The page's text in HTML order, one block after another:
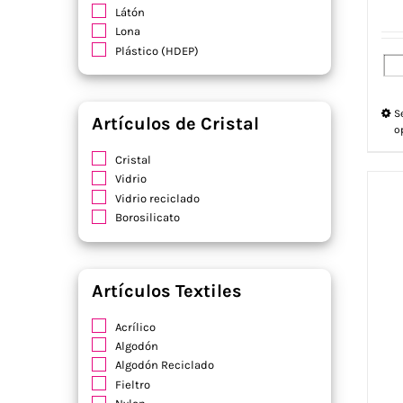
Látón
Lona
Plástico (HDEP)
Artículos de Cristal
Cristal
Vidrio
Vidrio reciclado
Borosilicato
Artículos Textiles
Acrílico
Algodón
Algodón Reciclado
Fieltro